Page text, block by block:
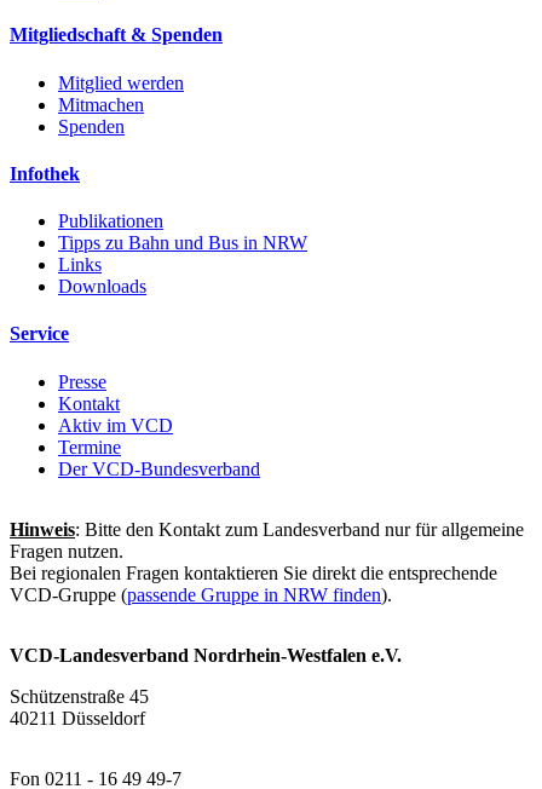
Mitgliedschaft & Spenden
Mitglied werden
Mitmachen
Spenden
Infothek
Publikationen
Tipps zu Bahn und Bus in NRW
Links
Downloads
Service
Presse
Kontakt
Aktiv im VCD
Termine
Der VCD-Bundesverband
Hinweis: Bitte den Kontakt zum Landesverband nur für allgemeine
Fragen nutzen.
Bei regionalen Fragen kontaktieren Sie direkt die entsprechende
VCD-Gruppe (passende Gruppe in NRW finden).
VCD-Landesverband Nordrhein-Westfalen e.V.
Schützenstraße 45
40211 Düsseldorf
Fon 0211 - 16 49 49-7